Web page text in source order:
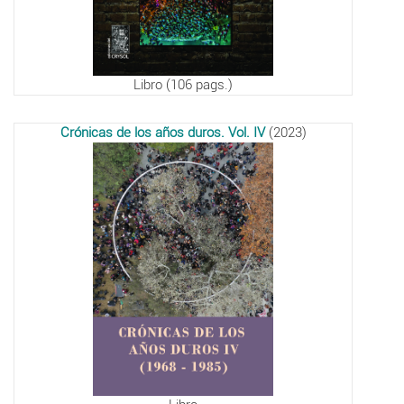
Libro (106 pags.)
Crónicas de los años duros. Vol. IV(2023)